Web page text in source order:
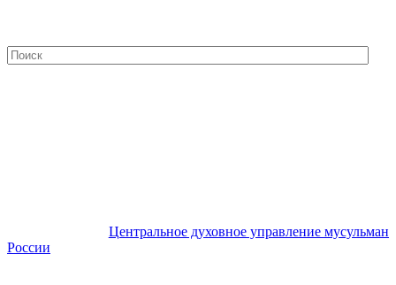
Центральное духовное управление мусульман
России